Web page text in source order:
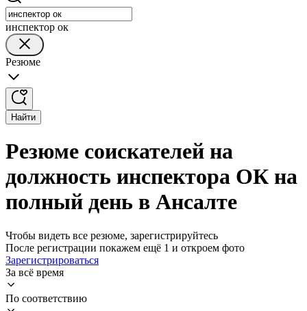
инспектор ок
Резюме
Найти
Резюме соискателей на
должность инспектора ОК на
полный день в Ансалте
Чтобы видеть все резюме, зарегистрируйтесь
После регистрации покажем ещё 1 и откроем фото
Зарегистрироваться
За всё время
По соответствию